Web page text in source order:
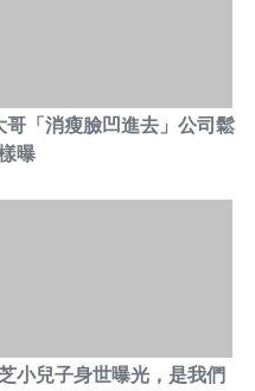
「消瘦臉凹進去」公司鬆
曝
小兒子身世曝光，是我們